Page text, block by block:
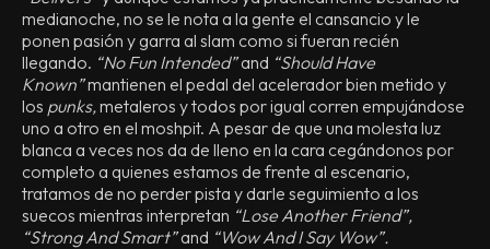
medianoche, no se le nota a la gente el cansancio y le
ponen pasión y garra al slam como si fueran recién
llegando. “No Fun Intended”and “Should Have
Known”mantienen el pedal del acelerador bien metido y
los punks,metaleros y todos por igual corren empujándose
uno a otro en el moshpit. A pesar de que una molesta luz
blanca a veces nos da de lleno en la cara cegándonos por
completo a quienes estamos de frente al escenario,
tratamos de no perder pista y darle seguimiento a los
suecos mientras interpretan “Lose Another Friend”,
“Strong And Smart”and “Wow And I Say Wow”.